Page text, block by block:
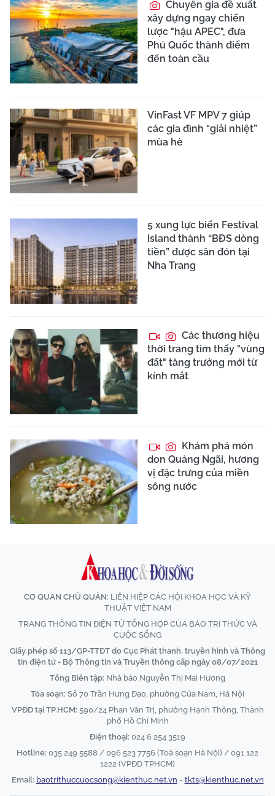
Chuyên gia đề xuất
xây dựng ngay chiến
lược "hậu APEC", đưa
Phú Quốc thành điểm
đến toàn cầu
VinFast VF MPV 7 giúp
các gia đình “giải nhiệt”
mùa hè
5 xung lực biến Festival
Island thành “BĐS dòng
tiền” được săn đón tại
Nha Trang
Các thương hiệu
thời trang tìm thấy "vùng
đất" tăng trưởng mới từ
kính mắt
Khám phá món
don Quảng Ngãi, hương
vị đặc trưng của miền
sông nước
CƠ QUAN CHỦ QUẢN: LIÊN HIỆP CÁC HỘI KHOA HỌC VÀ KỸ
THUẬT VIỆT NAM
TRANG THÔNG TIN ĐIỆN TỬ TỔNG HỢP CỦA BÁO TRI THỨC VÀ
CUỘC SỐNG
Giấy phép số 113/GP-TTĐT do Cục Phát thanh, truyền hình và Thông
tin điện tử - Bộ Thông tin và Truyền thông cấp ngày 08/07/2021
Tổng Biên tập: Nhà báo Nguyễn Thị Mai Hương
Tòa soạn: Số 70 Trần Hưng Đạo, phường Cửa Nam, Hà Nội
VPĐD tại TP.HCM: 590/24 Phan Văn Trị, phường Hạnh Thông, Thành
phố Hồ Chí Minh
Điện thoại: 024 6 254 3519
Hotline: 035 249 5588 / 096 523 7756 (Toà soạn Hà Nội) / 091 122
1222 (VPĐD TPHCM)
Email: baotrithuccuocsong@kienthuc.net.vn - tkts@kienthuc.net.vn